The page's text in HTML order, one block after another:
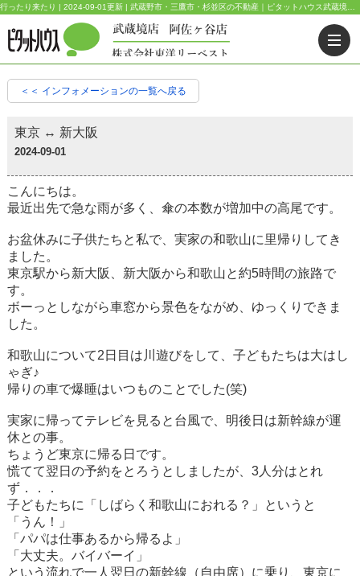
＜＜ インフォメーションの一覧へ戻る
東京 ↔ 新大阪
2024-09-01
こんにちは。
最近出先で急な雨が多く、傘の本数が増加中の高尾です。
お盆休みに子供たちと私で、実家の和歌山に里帰りしてき
ました。
東京駅から新大阪、新大阪から和歌山と約5時間の旅路で
す。
ボーっとしながら車窓から景色をながめ、ゆっくりできま
した。
和歌山について2日目は川遊びをして、子どもたちは大はし
ゃぎ♪
帰りの車で爆睡はいつものことでした(笑)
実家に帰ってテレビを見ると台風で、明後日は新幹線が運
休との事。
ちょうど東京に帰る日です。
慌てて翌日の予約をとろうとしましたが、3人分はとれ
ず．．．
子どもたちに「しばらく和歌山におれる？」というと
「うん！」
「パパは仕事あるから帰るよ」
「大丈夫。バイバーイ」
という流れで一人翌日の新幹線（自由席）に乗り、東京に